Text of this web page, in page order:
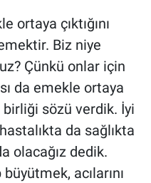
ortaya çıktığını
Biz niye
Çünkü onlar için
da emekle ortaya
birliği sözü verdik. İyi
da sağlıkta
olacağız dedik.
acılarını